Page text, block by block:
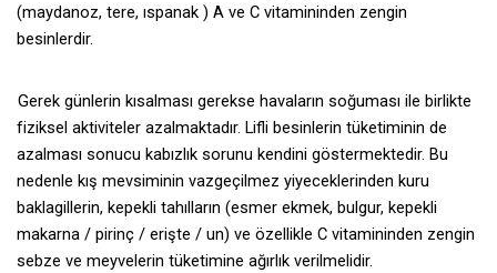
(maydanoz, tere, ıspanak ) A ve C vitamininden zengin
besinlerdir.
Gerek günlerin kısalması gerekse havaların soğuması ile birlikte
fiziksel aktiviteler azalmaktadır. Lifli besinlerin tüketiminin de
azalması sonucu kabızlık sorunu kendini göstermektedir. Bu
nedenle kış mevsiminin vazgeçilmez yiyeceklerinden kuru
baklagillerin, kepekli tahılların (esmer ekmek, bulgur, kepekli
makarna / pirinç / erişte / un) ve özellikle C vitamininden zengin
sebze ve meyvelerin tüketimine ağırlık verilmelidir.